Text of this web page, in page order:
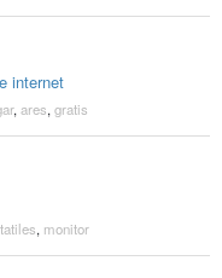
internet
, ares, gratis
, monitor